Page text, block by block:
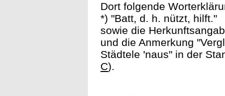
Dort folgende
*) "Batt, d. h. nützt, hilft."
sowie die
und die Anmerkung
Städtele 'naus" in der
C).